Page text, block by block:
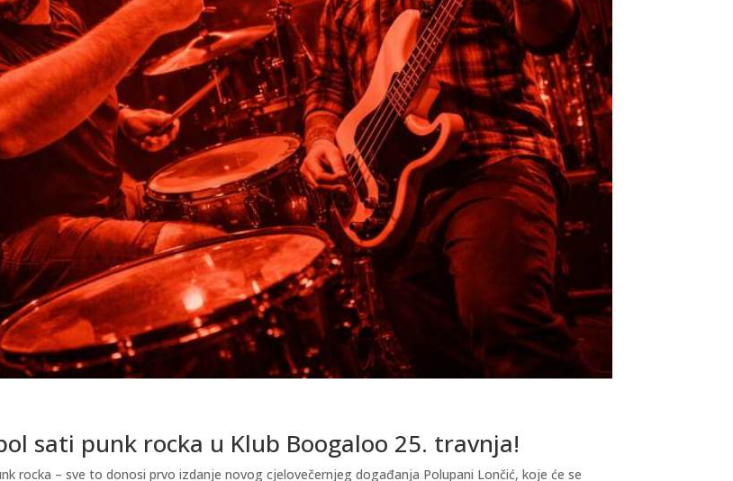
sati punk rocka u Klub Boogaloo 25. travnja!
rocka – sve to donosi prvo izdanje novog cjelovečernjeg događanja Polupani Lončić, koje će se